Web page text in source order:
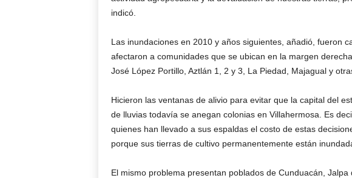
indicó.
Las inundaciones en 2010 y años siguientes, añadió, fueron
afectaron a comunidades que se ubican en la margen
José López Portillo, Aztlán 1, 2 y 3, La Piedad, Majagual y
Hicieron las ventanas de alivio para evitar que la capital del
de lluvias todavía se anegan colonias en Villahermosa. Es
quienes han llevado a sus espaldas el costo de estas
porque sus tierras de cultivo permanentemente están
El mismo problema presentan poblados de Cunduacán,